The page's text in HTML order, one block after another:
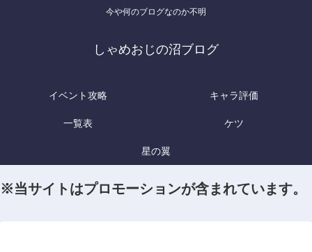
今や何のブログなのか不明
しゃめおじの沼ブログ
イベント攻略 キャラ評価
一覧表 ケツ
星の翼
※当サイトはプロモーションが含まれています。